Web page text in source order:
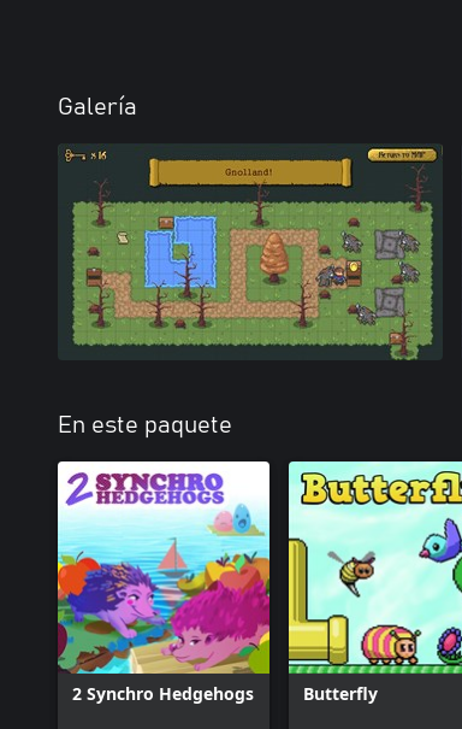
Galería
En este paquete
2 Synchro Hedgehogs Butterfly